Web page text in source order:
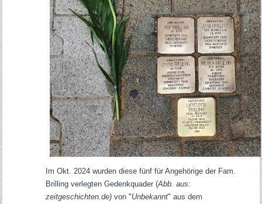
Im Okt. 2024 wurden diese fünf für Angehörige der Fam.
Brilling verlegten Gedenkquader (Abb. aus:
zeitgeschichten.de)von "Unbekannt" aus dem